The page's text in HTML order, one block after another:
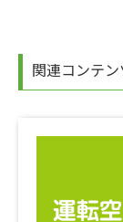
関連コンテン